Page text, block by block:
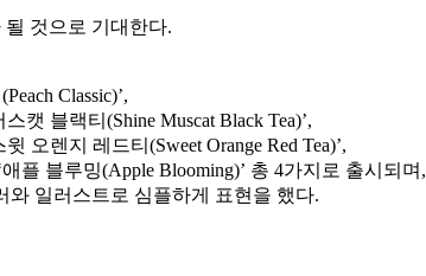
것으로 기대한다.
Classic)’,
블랙티(Shine Muscat Black Tea)’,
오렌지 레드티(Sweet Orange Red Tea)’,
플 블루밍(Apple Blooming)’ 총 4가지로 출시되며,
일러스트로 심플하게 표현을 했다.